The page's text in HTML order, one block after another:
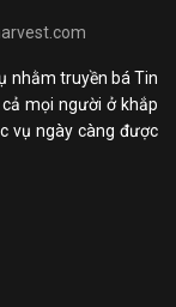
nhằm truyền bá Tin
mọi người ở khắp
vụ ngày càng được